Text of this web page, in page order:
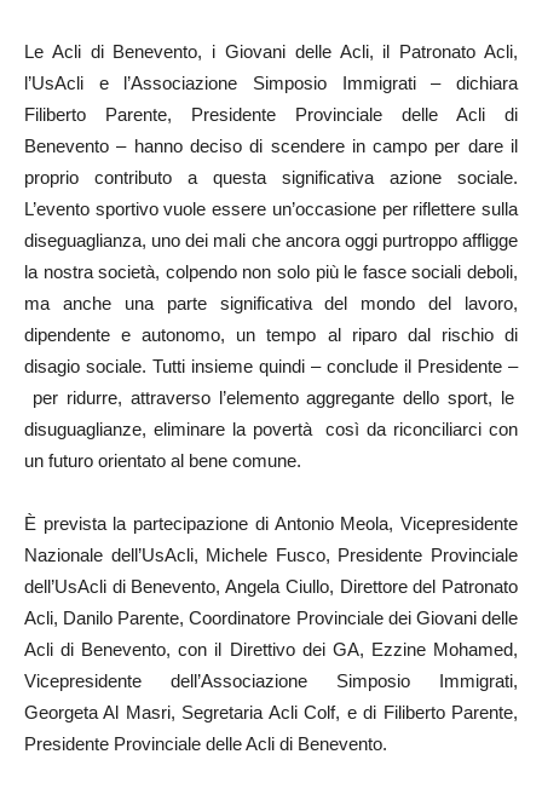
Le Acli di Benevento, i Giovani delle Acli, il Patronato Acli,
l’UsAcli e l’Associazione Simposio Immigrati – dichiara
Filiberto Parente, Presidente Provinciale delle Acli di
Benevento – hanno deciso di scendere in campo per dare il
proprio contributo a questa significativa azione sociale.
L’evento sportivo vuole essere un’occasione per riflettere sulla
diseguaglianza, uno dei mali che ancora oggi purtroppo affligge
la nostra società, colpendo non solo più le fasce sociali deboli,
ma anche una parte significativa del mondo del lavoro,
dipendente e autonomo, un tempo al riparo dal rischio di
disagio sociale. Tutti insieme quindi – conclude il Presidente –
per ridurre, attraverso l’elemento aggregante dello sport, le
disuguaglianze, eliminare la povertà così da riconciliarci con
un futuro orientato al bene comune.
È prevista la partecipazione di Antonio Meola, Vicepresidente
Nazionale dell’UsAcli, Michele Fusco, Presidente Provinciale
dell’UsAcli di Benevento, Angela Ciullo, Direttore del Patronato
Acli, Danilo Parente, Coordinatore Provinciale dei Giovani delle
Acli di Benevento, con il Direttivo dei GA, Ezzine Mohamed,
Vicepresidente dell’Associazione Simposio Immigrati,
Georgeta Al Masri, Segretaria Acli Colf, e di Filiberto Parente,
Presidente Provinciale delle Acli di Benevento.